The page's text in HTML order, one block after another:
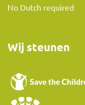
No Dutch required
Wij steunen